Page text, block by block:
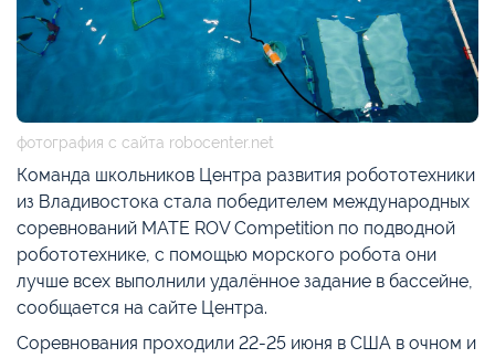
фотография с сайта robocenter.net
Команда школьников Центра развития робототехники
из Владивостока стала победителем международных
соревнований MATE ROV Competition по подводной
робототехнике, с помощью морского робота они
лучше всех выполнили удалённое задание в бассейне,
сообщается на сайте Центра.
Соревнования проходили 22-25 июня в США в очном и